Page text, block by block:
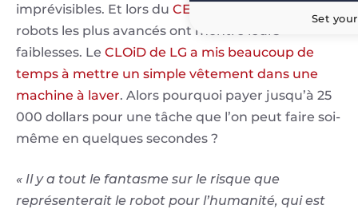
imprévisibles. Et lors du CES 2026
robots les plus avancés ont montré leurs
faiblesses. Le CLOiD de LG a mis beaucoup de
temps à mettre un simple vêtement dans une
machine à laver. Alors pourquoi payer jusqu’à 25
000 dollars pour une tâche que l’on peut faire soi-
même en quelques secondes ?
« Il y a tout le fantasme sur le risque que
représenterait le robot pour l’humanité, qui est
Set